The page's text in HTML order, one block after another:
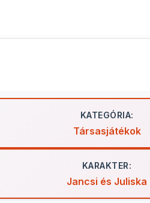
KATEGÓRIA:
Társasjátékok
KARAKTER:
Jancsi és Juliska